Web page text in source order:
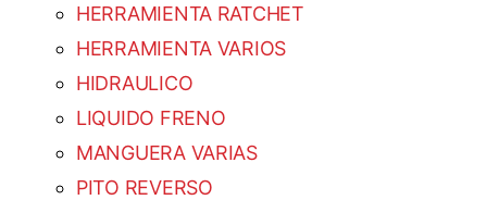
HERRAMIENTA RATCHET
HERRAMIENTA VARIOS
HIDRAULICO
LIQUIDO FRENO
MANGUERA VARIAS
PITO REVERSO